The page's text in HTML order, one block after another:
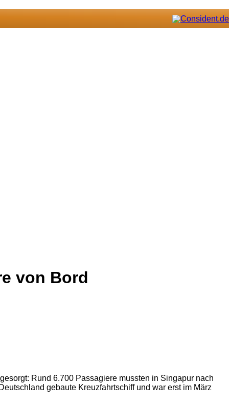
von Bord
Rund 6.700 Passagiere mussten in Singapur nach
gebaute Kreuzfahrtschiff und war erst im März